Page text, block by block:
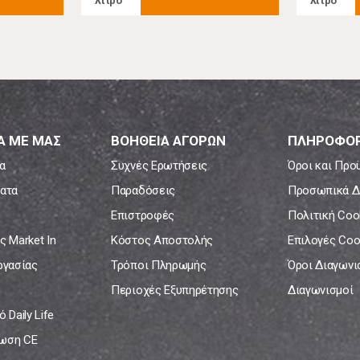
ΜΕ ΜΑΣ
Market In
Daily Life
CE
ΒΟΗΘΕΙΑ ΑΓΟΡΩΝ
Συχνές Ερωτήσεις
Παραδόσεις
Επιστροφές
Κόστος Αποστολής
Τρόποι Πληρωμής
Περιοχές Εξυπηρέτησης
Όροι και
Προσωπικά
Πολιτική
Επιλογές
Όροι
Διαγωνισμοί